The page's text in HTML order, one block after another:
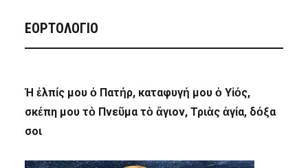
ΕΟΡΤΟΛΟΓΙΟ
Ἡ ἐλπίς μου ὁ Πατήρ, καταφυγή μου ὁ Υἱός,
σκέπη μου τὸ Πνεῦμα τὸ ἅγιον, Τριὰς ἁγία, δόξα
σοι